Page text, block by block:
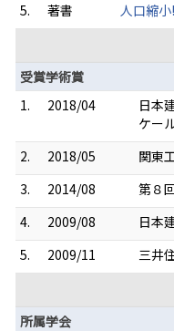
5.
著書
人口縮
受賞学術賞
1.
2018/04
日本
ケー
2.
2018/05
関東
3.
2014/08
第８
4.
2009/08
日本
5.
2009/11
三井
所属学会